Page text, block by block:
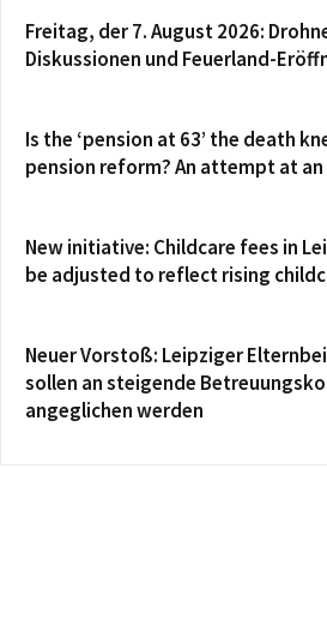
Freitag, der 7. August 2026:
Diskussionen und Feuerland-
Is the ‘pension at 63’ the death
pension reform? An attempt at an
New initiative: Childcare fees in
be adjusted to reflect rising
Neuer Vorstoß: Leipziger
sollen an steigende
angeglichen werden